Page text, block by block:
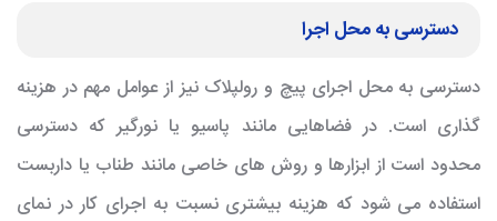
دسترسی به محل اجرا
دسترسی به محل اجرای پیچ و رولپلاک نیز از عوامل مهم در هزینه
گذاری است. در فضاهایی مانند پاسیو یا نورگیر که دسترسی
محدود است از ابزارها و روش های خاصی مانند طناب یا داربست
استفاده می شود که هزینه بیشتری نسبت به اجرای کار در نمای